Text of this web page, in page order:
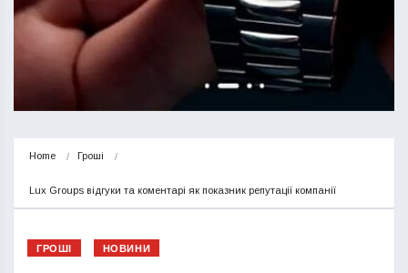
Home Гроші
Lux Groups відгуки та коментарі як показник репутації компанії
ГРОШІ НОВИНИ